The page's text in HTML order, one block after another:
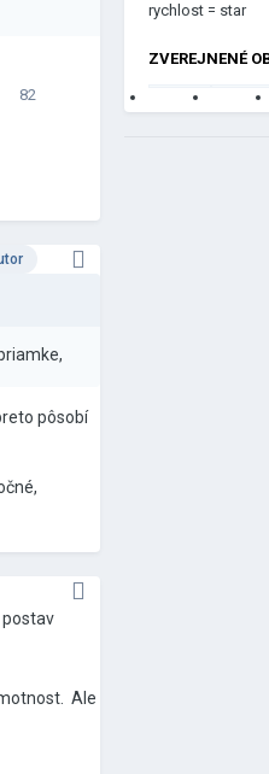
82
pôsobí
postav
Ale
rychlost = star
ZVEREJNENÉ